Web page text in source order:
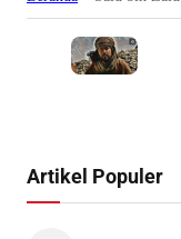
Artikel Populer